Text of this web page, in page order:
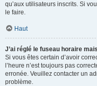
qu’aux utilisateurs inscrits. Si
le faire.
Haut
J’ai réglé le fuseau horaire
Si vous êtes certain d’avoir
l’heure n’est toujours pas
erronée. Veuillez contacter un
problème.